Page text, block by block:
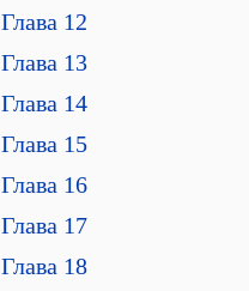
Глава 12
Глава 13
Глава 14
Глава 15
Глава 16
Глава 17
Глава 18